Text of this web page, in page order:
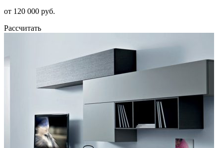
от 120 000 руб.
Рассчитать